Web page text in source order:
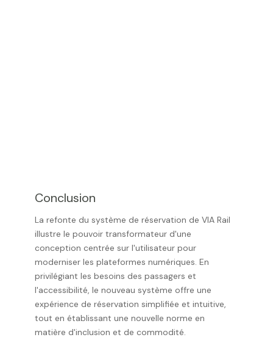
Conclusion
La refonte du système de réservation de VIA Rail
illustre le pouvoir transformateur d'une
conception centrée sur l'utilisateur pour
moderniser les plateformes numériques. En
privilégiant les besoins des passagers et
l'accessibilité, le nouveau système offre une
expérience de réservation simplifiée et intuitive,
tout en établissant une nouvelle norme en
matière d'inclusion et de commodité.